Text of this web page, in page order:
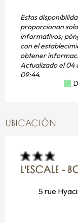
Estas
proporcionan
informativos;
con el
obtener
Actualizado el04
09:44.
UBICACIÓN
L'ESCALE -
5 rue